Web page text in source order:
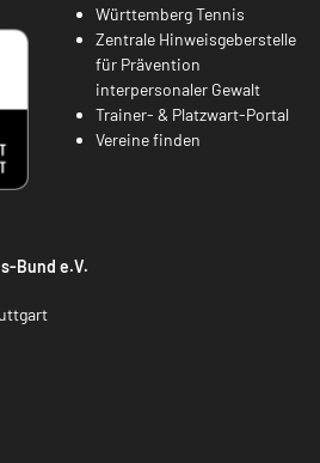
Württemberg Tennis
Zentrale Hinweisgeberstelle
für Prävention
interpersonaler Gewalt
Trainer- & Platzwart-Portal
Vereine finden
Bund e.V.